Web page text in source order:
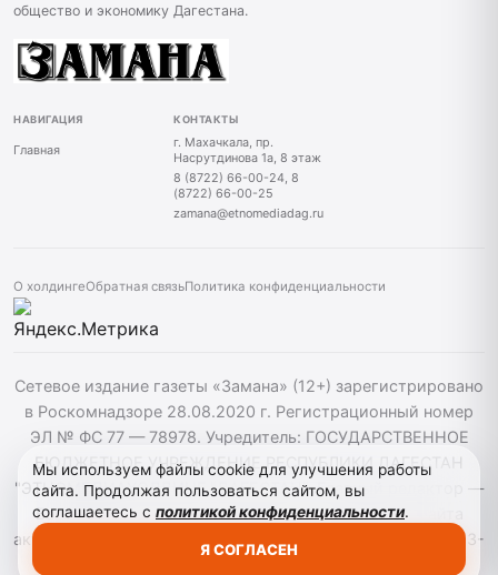
общество и экономику Дагестана.
НАВИГАЦИЯ
Главная
КОНТАКТЫ
г. Махачкала, пр.
Насрутдинова 1а, 8 этаж
8 (8722) 66-00-24, 8
(8722) 66-00-25
zamana@etnomediadag.ru
О холдингеОбратная связьПолитика конфиденциальности
Сетевое издание газеты «Замана» (12+) зарегистрировано
в Роскомнадзоре 28.08.2020 г. Регистрационный номер
ЭЛ № ФС 77 — 78978. Учредитель: ГОСУДАРСТВЕННОЕ
БЮДЖЕТНОЕ УЧРЕЖДЕНИЕ РЕСПУБЛИКИ ДАГЕСТАН
"ЭТНОМЕДИАХОЛДИНГ "ДАГЕСТАН". Главный редактор —
Багомедов Р.Р. При использовании материалов сайта
активная гиперссылка на zamana.info обязательна. ©️ 2013-
Мы используем файлы cookie для улучшения работы
сайта. Продолжая пользоваться сайтом, вы
соглашаетесь с политикой конфиденциальности.
Я СОГЛАСЕН